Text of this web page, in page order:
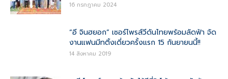
16 กรกฎาคม 2024
“อี จินฮยอก” เซอร์ไพรส์วีดันไทยพร้อมลัดฟ้า จัด
งานแฟนมีทติ้งเดี่ยวครั้งแรก 15 กันยายนนี้!!
14 สิงหาคม 2019